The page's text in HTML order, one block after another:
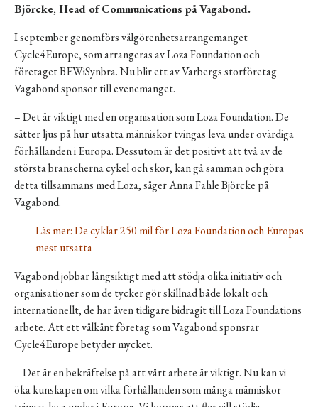
Björcke, Head of Communications på Vagabond.
I september genomförs välgörenhetsarrangemanget
Cycle4Europe, som arrangeras av Loza Foundation och
företaget BEWiSynbra. Nu blir ett av Varbergs storföretag
Vagabond sponsor till evenemanget.
– Det är viktigt med en organisation som Loza Foundation. De
sätter ljus på hur utsatta människor tvingas leva under ovärdiga
förhållanden i Europa. Dessutom är det positivt att två av de
största branscherna cykel och skor, kan gå samman och göra
detta tillsammans med Loza, säger Anna Fahle Björcke på
Vagabond.
Läs mer:De cyklar 250 mil för Loza Foundation och Europas
mest utsatta
Vagabond jobbar långsiktigt med att stödja olika initiativ och
organisationer som de tycker gör skillnad både lokalt och
internationellt, de har även tidigare bidragit till Loza Foundations
arbete. Att ett välkänt företag som Vagabond sponsrar
Cycle4Europe betyder mycket.
– Det är en bekräftelse på att vårt arbete är viktigt. Nu kan vi
öka kunskapen om vilka förhållanden som många människor